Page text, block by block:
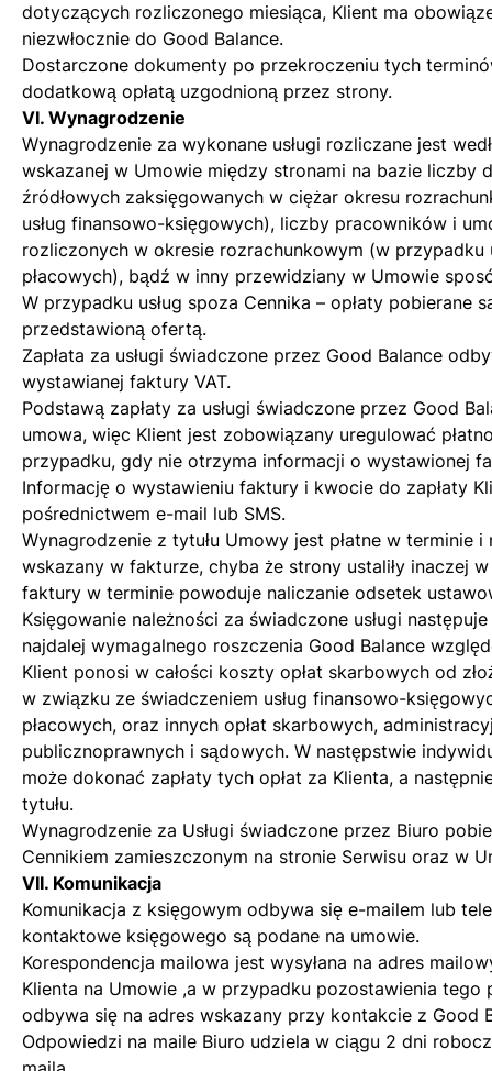
dotyczących rozliczonego miesiąca, Klient ma
niezwłocznie do Good Balance.
Dostarczone dokumenty po przekroczeniu tych
dodatkową opłatą uzgodnioną przez strony.
VI. Wynagrodzenie
Wynagrodzenie za wykonane usługi rozliczane jest
wskazanej w Umowie między stronami na bazie liczby
źródłowych zaksięgowanych w ciężar okresu
usług finansowo-księgowych), liczby pracowników i
rozliczonych w okresie rozrachunkowym (w przypadku
płacowych), bądź w inny przewidziany w Umowie
W przypadku usług spoza Cennika – opłaty pobierane
przedstawioną ofertą.
Zapłata za usługi świadczone przez Good Balance
wystawianej faktury VAT.
Podstawą zapłaty za usługi świadczone przez Good
umowa, więc Klient jest zobowiązany uregulować
przypadku, gdy nie otrzyma informacji o wystawionej
Informację o wystawieniu faktury i kwocie do zapłaty
pośrednictwem e-mail lub SMS.
Wynagrodzenie z tytułu Umowy jest płatne w terminie i
wskazany w fakturze, chyba że strony ustaliły inaczej w
faktury w terminie powoduje naliczanie odsetek
Księgowanie należności za świadczone usługi
najdalej wymagalnego roszczenia Good Balance
Klient ponosi w całości koszty opłat skarbowych od
w związku ze świadczeniem usług finansowo-
płacowych, oraz innych opłat skarbowych,
publicznoprawnych i sądowych. W następstwie
może dokonać zapłaty tych opłat za Klienta, a
tytułu.
Wynagrodzenie za Usługi świadczone przez Biuro
Cennikiem zamieszczonym na stronie Serwisu oraz w
VII. Komunikacja
Komunikacja z księgowym odbywa się e-mailem lub
kontaktowe księgowego są podane na umowie.
Korespondencja mailowa jest wysyłana na adres
Klienta na Umowie ,a w przypadku pozostawienia tego
odbywa się na adres wskazany przy kontakcie z Good
Odpowiedzi na maile Biuro udziela w ciągu 2 dni